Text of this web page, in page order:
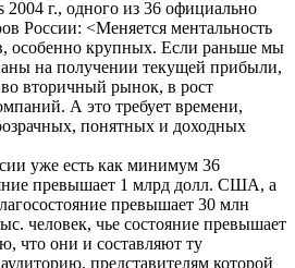
2004 г., одного из 36 официально
России: <Меняется ментальность
особенно крупных. Если раньше мы
на получении текущей прибыли,
во вторичный рынок, в рост
А это требует времени,
понятных и доходных
уже есть как минимум 36
превышает 1 млрд долл. США, а
превышает 30 млн
человек, чье состояние превышает
что они и составляют ту
представителям которой